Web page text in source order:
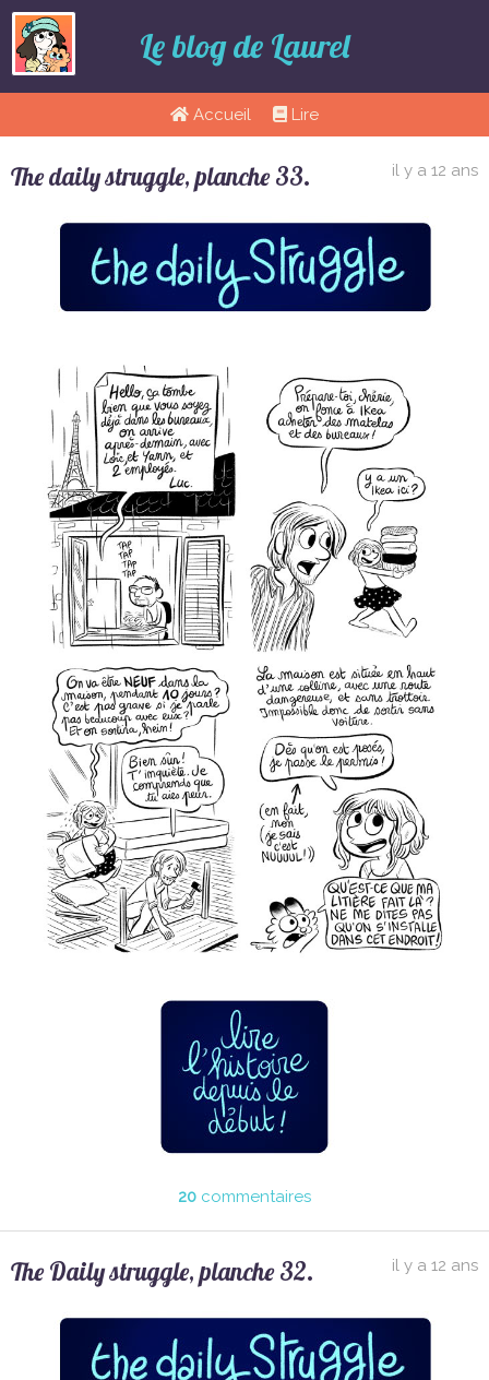
Le blog de Laurel
Accueil Lire
The daily struggle, planche 33. il y a 12 ans
20 commentaires
The Daily struggle, planche 32. il y a 12 ans